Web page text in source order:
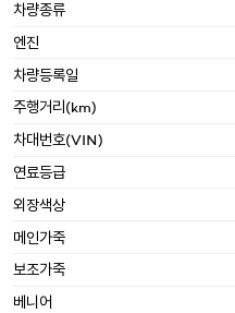
차량종류
엔진
차량등록일
주행거리(km)
차대번호(VIN)
연료등급
외장색상
메인가죽
보조가죽
베니어